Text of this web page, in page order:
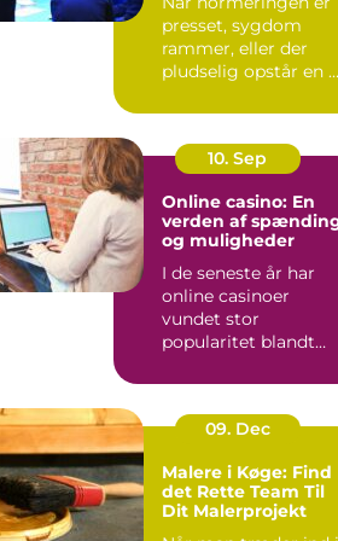
presset, sygdom
rammer, eller der
pludselig opstår en
for ...
10. Sep
Online casino: En
verden af
og muligheder
I de seneste år har
online casinoer
vundet stor
popularitet blandt
hele v...
09. Dec
Malere i Køge: Find
det Rette Team Til
Dit Malerprojekt